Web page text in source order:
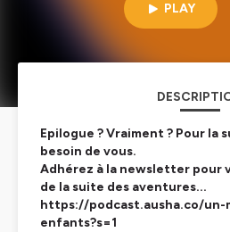
PLAY
Epilogue ? Vraiment ? Pour la
besoin de vous.
Adhérez à la newsletter pour
de la suite des aventures...
https://podcast.ausha.co/un-
enfants?s=1